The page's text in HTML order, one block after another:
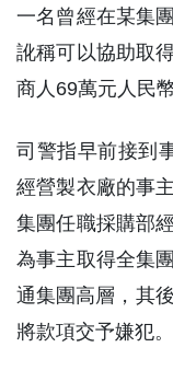
一名曾經在某集
訛稱可以協助取
商人69萬元人民
司警指早前接到
經營製衣廠的事
集團任職採購部
為事主取得全集
通集團高層，其
將款項交予嫌犯。